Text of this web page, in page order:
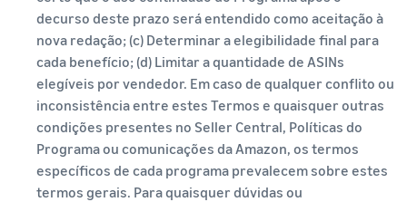
decurso deste prazo será entendido como aceitação à
nova redação; (c) Determinar a elegibilidade final para
cada benefício; (d) Limitar a quantidade de ASINs
elegíveis por vendedor. Em caso de qualquer conflito ou
inconsistência entre estes Termos e quaisquer outras
condições presentes no Seller Central, Políticas do
Programa ou comunicações da Amazon, os termos
específicos de cada programa prevalecem sobre estes
termos gerais. Para quaisquer dúvidas ou